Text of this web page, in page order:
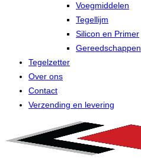
Voegmiddelen
Tegellijm
Silicon en Primer
Gereedschappen
Tegelzetter
Over ons
Contact
Verzending en levering